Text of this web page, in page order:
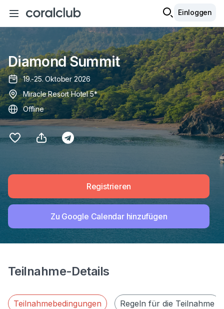
Einloggen
Diamond Summit
19.-25. Oktober 2026
Miracle Resort Hotel 5*
Offline
Registrieren
Zu Google Calendar hinzufügen
Teilnahme-Details
Teilnahmebedingungen Regeln für die Teilnahme